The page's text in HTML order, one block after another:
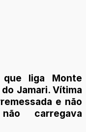
liga Monte
Jamari. Vítima
e não
carregava